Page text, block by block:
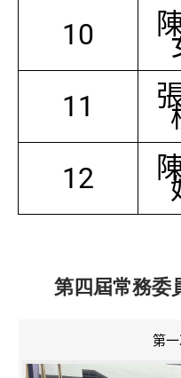
10
11
12
第四屆常務
第